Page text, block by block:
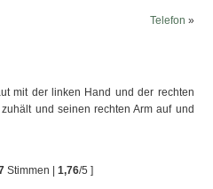
Telefon »
mit der linken Hand und der rechten
und seinen rechten Arm auf und
Stimmen |1,76/5 ]